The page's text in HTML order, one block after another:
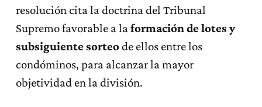
resolución cita la doctrina del Tribunal
Supremo favorable a laformación de lotes y
subsiguiente sorteode ellos entre los
condóminos, para alcanzar la mayor
objetividad en la división.